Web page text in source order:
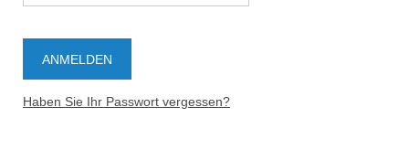
Haben Sie Ihr Passwort vergessen?